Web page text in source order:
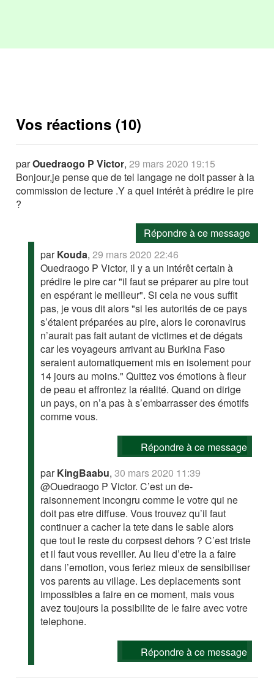
Vos réactions (10)
parOuedraogo P Victor,29 mars 2020 19:15
Bonjour,je pense que de tel langage ne doit passer à la
commission de lecture .Y a quel intérêt à prédire le pire
?
Répondre à ce message
parKouda,29 mars 2020 22:46
Ouedraogo P Victor, il y a un intérêt certain à
prédire le pire car "il faut se préparer au pire tout
en espérant le meilleur". Si cela ne vous suffit
pas, je vous dit alors "si les autorités de ce pays
s’étaient préparées au pire, alors le coronavirus
n’aurait pas fait autant de victimes et de dégats
car les voyageurs arrivant au Burkina Faso
seraient automatiquement mis en isolement pour
14 jours au moins." Quittez vos émotions à fleur
de peau et affrontez la réalité. Quand on dirige
un pays, on n’a pas à s’embarrasser des émotifs
comme vous.
Répondre à ce message
parKingBaabu,30 mars 2020 11:39
@Ouedraogo P Victor. C’est un de-
raisonnement incongru comme le votre qui ne
doit pas etre diffuse. Vous trouvez qu’il faut
continuer a cacher la tete dans le sable alors
que tout le reste du corpsest dehors ? C’est triste
et il faut vous reveiller. Au lieu d’etre la a faire
dans l’emotion, vous feriez mieux de sensibiliser
vos parents au village. Les deplacements sont
impossibles a faire en ce moment, mais vous
avez toujours la possibilite de le faire avec votre
telephone.
Répondre à ce message